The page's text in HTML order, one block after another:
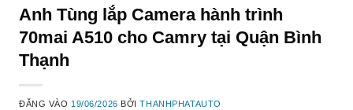
Anh Tùng lắp Camera hành trình
70mai A510 cho Camry tại Quận Bình
Thạnh
ĐĂNG VÀO 19/06/2026 BỞITHANHPHATAUTO